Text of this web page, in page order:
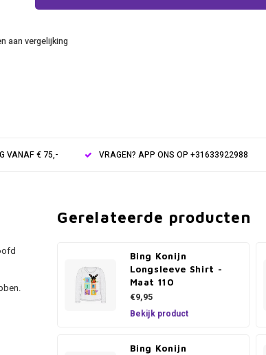
aan vergelijking
VANAF € 75,- VRAGEN? APP ONS OP +31633922988
Gerelateerde producten
Bing Konijn
Longsleeve Shirt -
Maat 110
€9,95
Bekijk product
Bing Konijn